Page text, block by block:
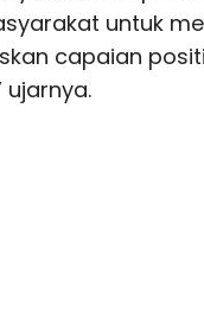
untuk
capaian
ujarnya.